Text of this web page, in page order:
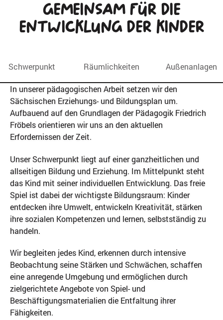
Gemeinsam für die
Entwicklung der Kinder
Schwerpunkt Räumlichkeiten Außenanlagen
In unserer pädagogischen Arbeit setzen wir den
Sächsischen Erziehungs- und Bildungsplan um.
Aufbauend auf den Grundlagen der Pädagogik Friedrich
Fröbels orientieren wir uns an den aktuellen
Erfordernissen der Zeit.
Unser Schwerpunkt liegt auf einer ganzheitlichen und
allseitigen Bildung und Erziehung. Im Mittelpunkt steht
das Kind mit seiner individuellen Entwicklung. Das freie
Spiel ist dabei der wichtigste Bildungsraum: Kinder
entdecken ihre Umwelt, entwickeln Kreativität, stärken
ihre sozialen Kompetenzen und lernen, selbstständig zu
handeln.
Wir begleiten jedes Kind, erkennen durch intensive
Beobachtung seine Stärken und Schwächen, schaffen
eine anregende Umgebung und ermöglichen durch
zielgerichtete Angebote von Spiel- und
Beschäftigungsmaterialien die Entfaltung ihrer
Fähigkeiten.